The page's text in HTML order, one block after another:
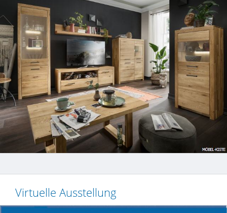
Virtuelle Ausstellung